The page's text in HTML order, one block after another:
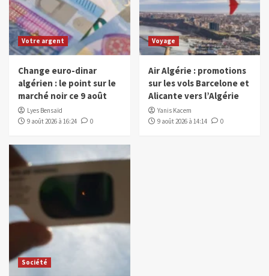
Votre argent
Change euro-dinar
algérien : le point sur le
marché noir ce 9 août
Lyes Bensaïd
9 août 2026 à 16:24
0
Voyage
Air Algérie : promotions
sur les vols Barcelone et
Alicante vers l’Algérie
Yanis Kacem
9 août 2026 à 14:14
0
Société